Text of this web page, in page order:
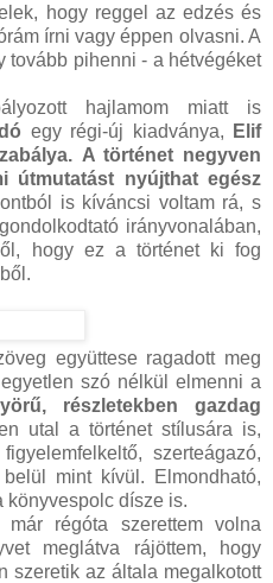
hogy reggel az edzés és
írni vagy éppen olvasni. A
tovább pihenni - a hétvégéket
hajlamom miatt is
egy régi-új kiadványa, Elif
A történet negyven
útmutatást nyújthat egész
is kíváncsi voltam rá, s
irányvonalában,
hogy ez a történet ki fog
együttese ragadott meg
szó nélkül elmenni a
részletekben gazdag
utal a történet stílusára is,
szerteágazó,
mint kívül. Elmondható,
könyvespolc dísze is.
régóta szerettem volna
meglátva rájöttem, hogy
szeretik az általa megalkotott